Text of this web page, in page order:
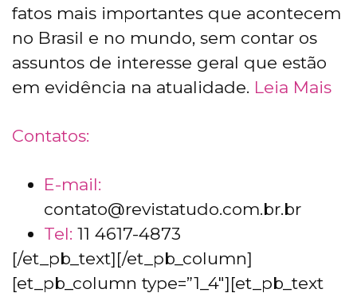
fatos mais importantes que acontecem
no Brasil e no mundo, sem contar os
assuntos de interesse geral que estão
em evidência na atualidade. Leia Mais
Contatos:
E-mail:
contato@revistatudo.com.br.br
Tel: 11 4617-4873
[/et_pb_text][/et_pb_column]
[et_pb_column type=”1_4″][et_pb_text